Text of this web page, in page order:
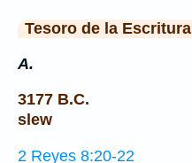
Tesoro de la Escritura
A.
3177 B.C.
slew
2 Reyes 8:20-22